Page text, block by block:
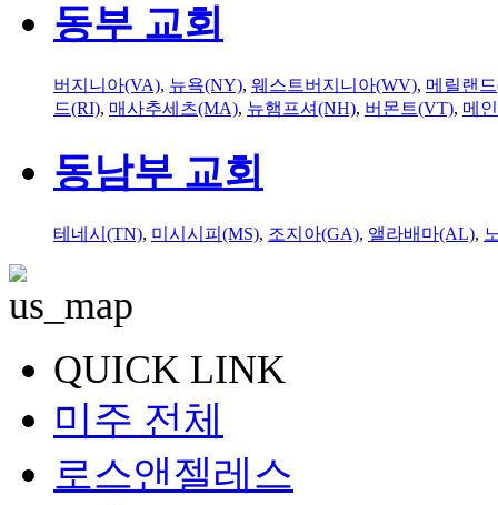
동부 교회
버지니아(VA), 뉴욕(NY), 웨스트버지니아(WV), 메릴랜
드(RI), 매사추세츠(MA), 뉴햄프셔(NH), 버몬트(VT), 메
동남부 교회
테네시(TN), 미시시피(MS), 조지아(GA), 앨라배마(AL),
QUICK LINK
미주 전체
로스앤젤레스